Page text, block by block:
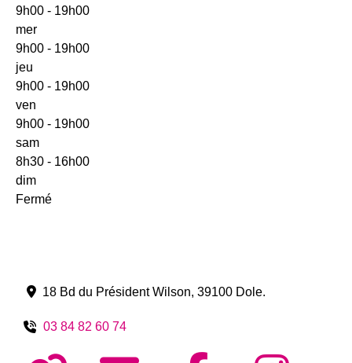
9h00 - 19h00
mer
9h00 - 19h00
jeu
9h00 - 19h00
ven
9h00 - 19h00
sam
8h30 - 16h00
dim
Fermé
18 Bd du Président Wilson, 39100 Dole.
03 84 82 60 74